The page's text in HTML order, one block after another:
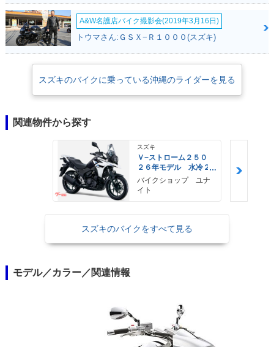
A&W名護店バイク撮影会(2019年3月16日)
トウマさん:ＧＳＸ−Ｒ１０００(スズキ)
スズキのバイクに乗っている沖縄のライダーを見る
関連物件から探す
スズキ
Ｖ−ストローム２５０
２６年モデル 水冷２
気筒エンジン ＬＥＤ
ヘッドライト標準装備
バイクショップ ユナ
イト
スズキのバイクをすべて見る
モデル／カラー／関連情報